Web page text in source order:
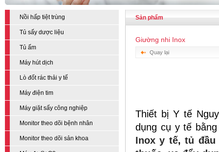
Nồi hấp tiệt trùng
Tủ sấy dược liệu
Tủ ấm
Máy hút dịch
Lò đốt rác thải y tế
Máy điện tim
Máy giặt sấy công nghiệp
Monitor theo dõi bệnh nhân
Monitor theo dõi sản khoa
Sản phẩm
Giường nhi Inox
Quay lại
Thiết bị Y tế
dụng cụ y tế
Inox y tế,tủ đầu